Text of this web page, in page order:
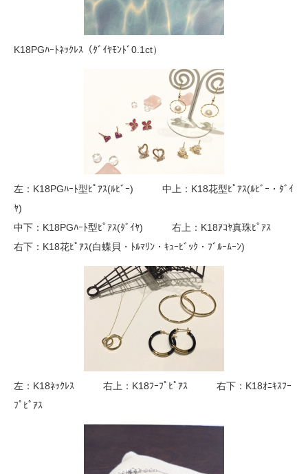
K18PGﾊｰﾄﾈｯｸﾚｽ（ﾀﾞｲﾔﾓﾝﾄﾞ0.1ct）
左：K18PGﾊｰﾄ型ﾋﾟｱｽ(ﾙﾋﾞｰ) 中上：K18花型ﾋﾟｱｽ(ﾙﾋﾞｰ・ﾀﾞｲ
ﾔ)
中下：K18PGﾊｰﾄ型ﾋﾟｱｽ(ﾀﾞｲﾔ) 右上：K18ｱｺﾔ真珠ﾋﾟｱｽ
右下：K18花ﾋﾟｱｽ(白蝶貝・ﾄﾙﾏﾘﾝ・ｷｭｰﾋﾞｯｸ・ﾌﾞﾙｰﾑｰﾝ)
左：K18ﾈｯｸﾚｽ 右上：K18ﾌｰﾌﾟﾋﾟｱｽ 右下：K18ｵﾆｷｽﾌｰ
ﾌﾟﾋﾟｱｽ